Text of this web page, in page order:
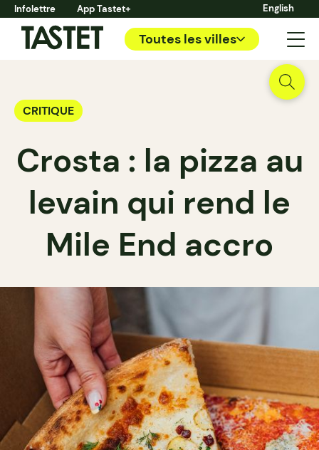
Infolettre App Tastet+ English
Toutes les villes
CRITIQUE
Crosta : la pizza au
levain qui rend le
Mile End accro